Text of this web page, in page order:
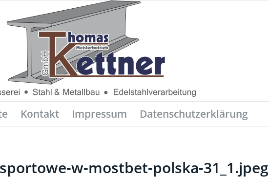
Kontakt Impressum Datenschutzerklärung
w-mostbet-polska-31_1.jpeg